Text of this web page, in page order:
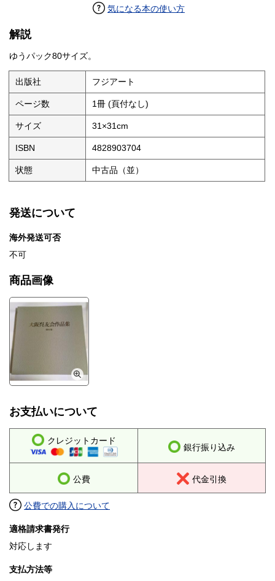
気になる本の使い方
解説
ゆうパック80サイズ。
出版社 フジアート
ページ数 1冊 (頁付なし)
サイズ 31×31cm
ISBN 4828903704
状態 中古品（並）
発送について
海外発送可否
不可
商品画像
お支払いについて
クレジットカード
銀行振り込み
公費 代金引換
公費での購入について
適格請求書発行
対応します
支払方法等